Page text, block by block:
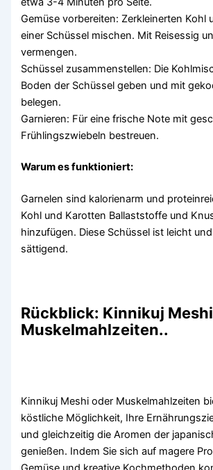
Gemüse vorbereiten: Zerkleinerten Kohl
einer Schüssel mischen. Mit Reisessig
vermengen.
Schüssel zusammenstellen: Die
Boden der Schüssel geben und mit
belegen.
Garnieren: Für eine frische Note mit
Frühlingszwiebeln bestreuen.
Warum es funktioniert:
Garnelen sind kalorienarm und
Kohl und Karotten Ballaststoffe und
hinzufügen. Diese Schüssel ist leicht
sättigend.
Rückblick: Kinnikuj
Muskelmahlzeiten..
Kinnikuj Meshi oder Muskelmahlzeiten
köstliche Möglichkeit, Ihre
und gleichzeitig die Aromen der
genießen. Indem Sie sich auf magere